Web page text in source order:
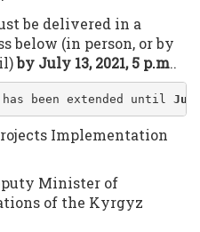
be delivered in a
below (in person, or by
by July 13, 2021, 5 p.m..
been extended until
Implementation
Minister of
of the Kyrgyz